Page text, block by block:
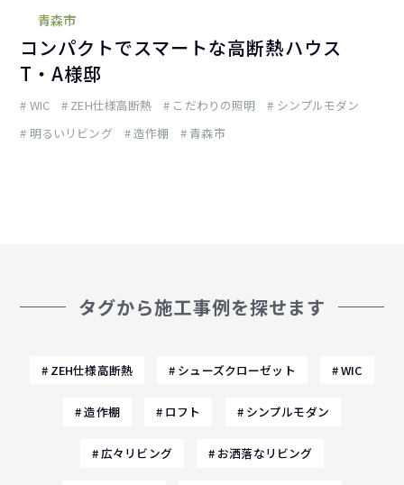
青森市
コンパクトでスマートな高断熱ハウス
T・A様邸
WIC ZEH仕様高断熱 こだわりの照明
シンプルモダン
明るいリビング
造作棚 青森市
タグから施工事例を探せます
ZEH仕様高断熱 シューズクローゼット WIC
造作棚 ロフト シンプルモダン
広々リビング お洒落なリビング